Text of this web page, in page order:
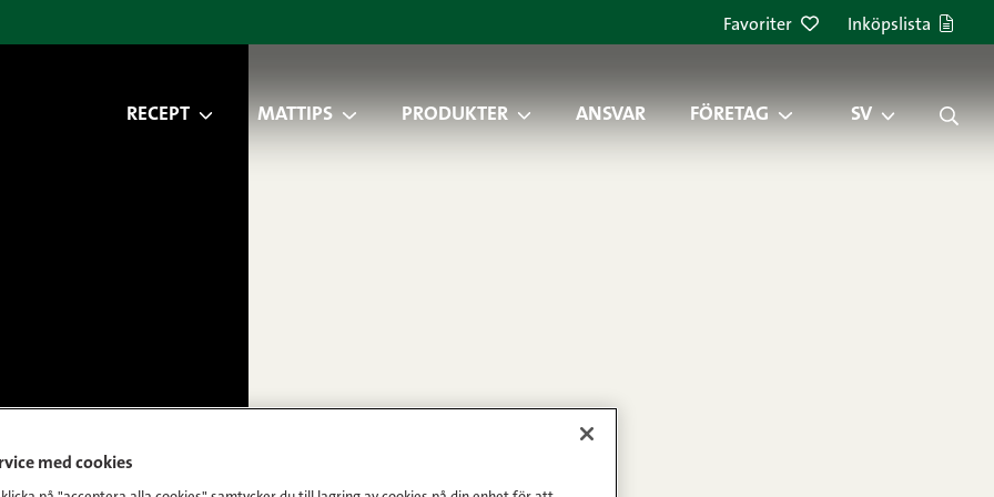
Favoriter Inköpslista
RECEPT MATTIPS PRODUKTER ANSVAR FÖRETAG SV
med cookies